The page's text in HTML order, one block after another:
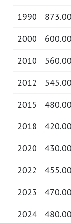
1990
2000
2010
2012
2015
2018
2020
2022
2023
2024